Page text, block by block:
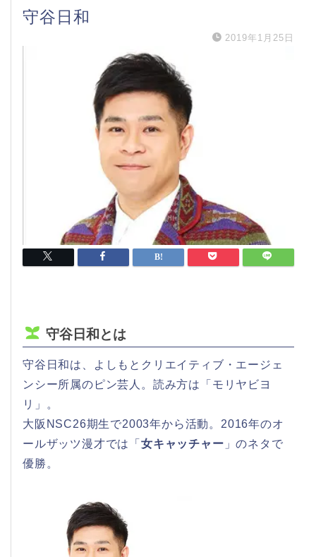
守谷日和
2019年1月25日
守谷日和とは
守谷日和は、よしもとクリエイティブ・エージェ
ンシー所属のピン芸人。読み方は「モリヤビヨ
リ」。
大阪NSC26期生で2003年から活動。2016年のオ
ールザッツ漫才では「 女キャッチャー 」のネタで
優勝。